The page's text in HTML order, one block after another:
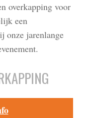
overkapping voor
een
onze jarenlange